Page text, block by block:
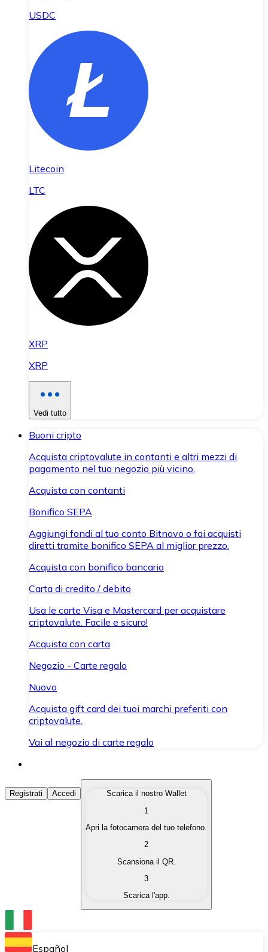
USDC
Litecoin
LTC
XRP
XRP
Vedi tutto
Buoni cripto
Acquista criptovalute in contanti e altri mezzi di
pagamento nel tuo negozio più vicino.
Acquista con contanti
Bonifico SEPA
Aggiungi fondi al tuo conto Bitnovo o fai acquisti
diretti tramite bonifico SEPA al miglior prezzo.
Acquista con bonifico bancario
Carta di credito / debito
Usa le carte Visa e Mastercard per acquistare
criptovalute. Facile e sicuro!
Acquista con carta
Negozio - Carte regalo
Nuovo
Acquista gift card dei tuoi marchi preferiti con
criptovalute.
Vai al negozio di carte regalo
Acquista Criptovalute
Acquista le criptovalute che ti interessano in modo
Converti le tue criptovalute in valuta fiat quando ne
Scambia una criptovaluta con un'altra
Conserva le tue cripto in un Wallet self-custodial.
Registrati Accedi
Scarica il nostro Wallet
1
Apri la fotocamera del tuo telefono.
2
Scansiona il QR.
3
Scarica l'app.
Español